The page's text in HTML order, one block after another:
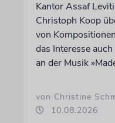
Kantor Assaf
Christoph Koop
von
das Interesse
an der Musik
von Christine
10.08.2026